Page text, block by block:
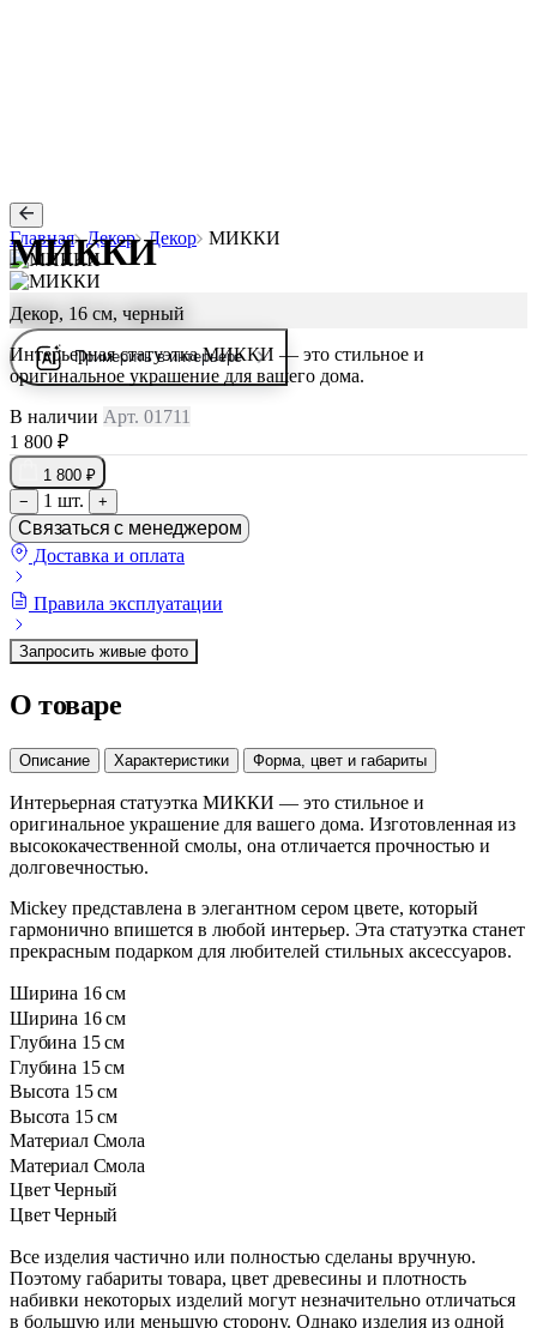
Главная Декор Декор МИККИ
Примерить в интерьере
МИККИ
Декор, 16 см, черный
Интерьерная статуэтка МИККИ — это стильное и
оригинальное украшение для вашего дома.
В наличии Арт. 01711
1 800 ₽
1 800 ₽
−
1 шт. +
Связаться с менеджером
Доставка и оплата
Правила эксплуатации
Запросить живые фото
О товаре
Описание Характеристики Форма, цвет и габариты
Интерьерная статуэтка МИККИ — это стильное и
оригинальное украшение для вашего дома. Изготовленная из
высококачественной смолы, она отличается прочностью и
долговечностью.
Mickey представлена в элегантном сером цвете, который
гармонично впишется в любой интерьер. Эта статуэтка станет
прекрасным подарком для любителей стильных аксессуаров.
Ширина 16 см
Ширина 16 см
Глубина 15 см
Глубина 15 см
Высота 15 см
Высота 15 см
Материал Смола
Материал Смола
Цвет Черный
Цвет Черный
Все изделия частично или полностью сделаны вручную.
Поэтому габариты товара, цвет древесины и плотность
набивки некоторых изделий могут незначительно отличаться
в большую или меньшую сторону. Однако изделия из одной